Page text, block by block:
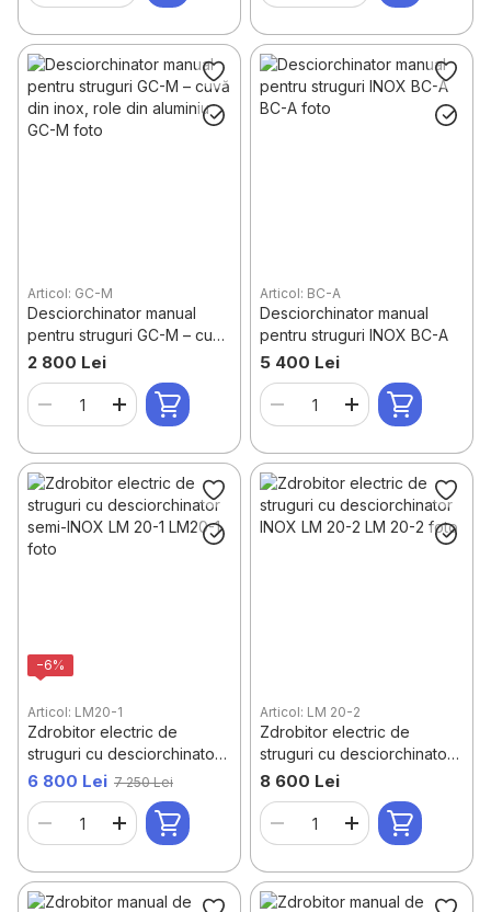
Articol: GC-M
Desciorchinator manual
pentru struguri GC-M – cuvă
din inox, role din aluminiu
2 800 Lei
Articol: BC-A
Desciorchinator manual
pentru struguri INOX BC-A
5 400 Lei
−6%
Articol: LM20-1
Zdrobitor electric de
struguri cu desciorchinator
semi-INOX LM 20-1
6 800 Lei 7 250 Lei
Articol: LM 20-2
Zdrobitor electric de
struguri cu desciorchinator
INOX LM 20-2
8 600 Lei